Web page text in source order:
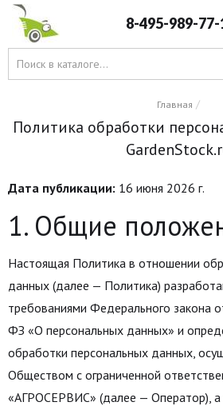
8-495-989-77-
Главная /
Политика обработки
Дата публикации: 16 июня 2026 г.
1. Общие
Настоящая Политика в отношении
данных (далее — Политика)
требованиями Федерального закона
ФЗ «О персональных данных» и
обработки персональных данных,
Обществом с ограниченной
«АГРОСЕРВИС» (далее — Оператор),